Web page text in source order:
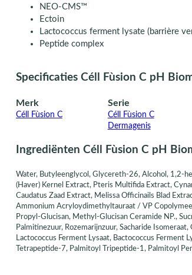
NEO-CMS™
Ectoin
Lactococcus ferment lysate (barrière
Peptide complex
Specificaties Céll Fùsion C pH
Merk
Céll Fùsion C
Serie
Céll Fùsion C
Dermagenis
Ingrediënten Céll Fùsion C pH
Water, Butyleenglycol, Glycereth-26, Alcohol, 1,2-
(Haver) Kernel Extract, Pteris Multifida Extract,
Caudatus Zaad Extract, Melissa Officinails Blad
Ammonium Acryloydimethyltauraat / VP
Propyl-Glucisan, Methyl-Glucisan Ceramide NP.,
Palmitinezuur, Rozemarijnzuur, Sacharide
Lactococcus Ferment Lysaat, Bactococcus
Tetrapeptide-7, Palmitoyl Tripeptide-1, Palmitoyl